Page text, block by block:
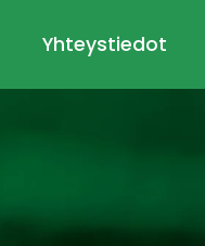
Yhteystiedot